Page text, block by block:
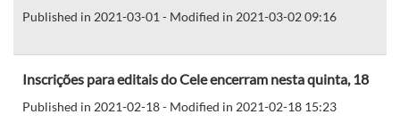
Published in 2021-03-01 - Modified in 2021-03-02 09:16
Inscrições para editais do Cele encerram nesta quinta, 18
Published in 2021-02-18 - Modified in 2021-02-18 15:23